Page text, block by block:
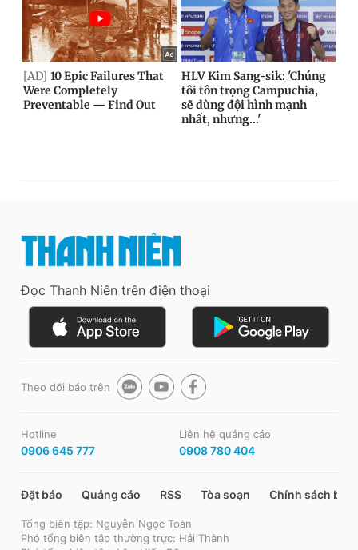
Đọc Thanh Niên trên điện thoại
Theo dõi báo trên
Hotline
0906 645 777
Liên hệ quảng cáo
0908 780 404
Đặt báo Quảng cáo RSS Tòa soạn Chính sách bảo
Tổng biên tập: Nguyễn Ngọc Toàn
Phó tổng biên tập thường trực: Hải Thành